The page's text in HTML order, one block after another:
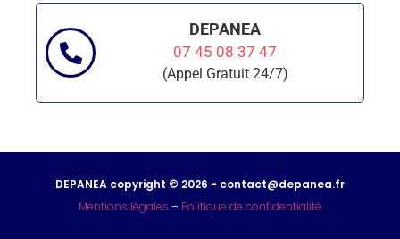
DEPANEA
07 45 08 37 47
(Appel Gratuit 24/7)
DEPANEA copyright © 2026 - contact@depanea.fr
Mentions légales – Politique de confidentialité